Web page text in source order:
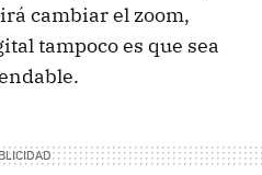
cambiar el zoom,
tampoco es que sea